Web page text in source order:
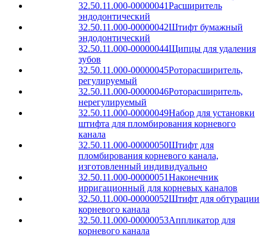
32.50.11.000-00000041Расширитель
эндодонтический
32.50.11.000-00000042Штифт бумажный
эндодонтический
32.50.11.000-00000044Щипцы для удаления
зубов
32.50.11.000-00000045Роторасширитель,
регулируемый
32.50.11.000-00000046Роторасширитель,
нерегулируемый
32.50.11.000-00000049Набор для установки
штифта для пломбирования корневого
канала
32.50.11.000-00000050Штифт для
пломбирования корневого канала,
изготовленный индивидуально
32.50.11.000-00000051Наконечник
ирригационный для корневых каналов
32.50.11.000-00000052Штифт для обтурации
корневого канала
32.50.11.000-00000053Аппликатор для
корневого канала